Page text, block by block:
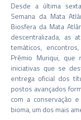
Desde a última
Semana da Mata
Biosfera da Mata
descentralizada, as
temáticos,
Prêmio Muriqui, que
iniciativas que se
entrega oficial dos
postos avançados
com a conservação
bioma, um dos mais